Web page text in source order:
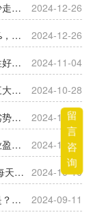
第274期：通缩与通胀，资产升值贬值，听懂少走弯路
2024-12-26
第273期：六年之后，老年人口占总人口的28%，M2、GDP、城镇化分析
2024-12-26
第272期：投资基本常识：安全收益高，流动性好的投资是不可能有的，因为不符合常识！
2024-11-04
第271期：近期宏观政策、债务置换、房地产三大要点分析
2024-10-28
第266期：详解香港储蓄保险，香港保险的优劣势及收益测算
2024-10-28
第270期：股市的投资逻辑，上涨与否，看企业盈利、估值和时间周期
2024-10-15
第269期：924至今，6工作日涨幅超过25%，每天万亿成交量，正常吗？ 2024-10-10
第268期：六问法拉第未来：可转换股票价格是？贾跃亭会回国吗？
2024-09-11
留
言
咨
询